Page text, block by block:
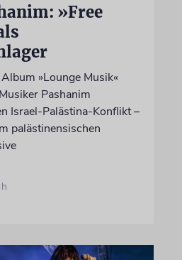
»Free
»Lounge Musik«
Pashanim
Israel-Palästina-Konflikt –
palästinensischen